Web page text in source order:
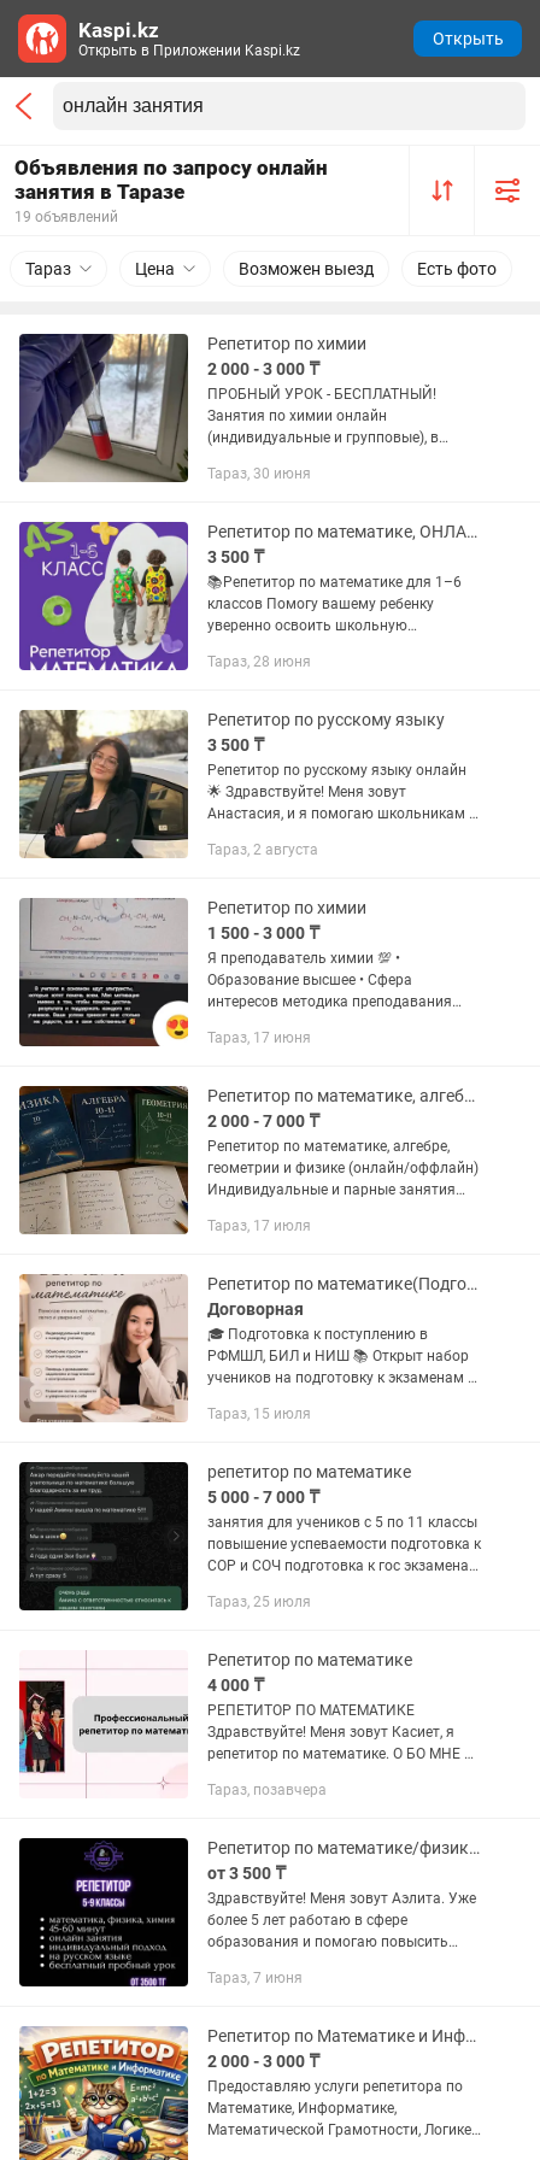
Объявления по запросу онлайн
занятия в Таразе
19 объявлений
Тараз Цена Возможен выезд Есть фото
Репетитор по химии
2 000 - 3 000 ₸
ПРОБНЫЙ УРОК - БЕСПЛАТНЫЙ!
Занятия по химии онлайн
(индивидуальные и групповые), в
получит прочную и качественную базу
школе,...
Тараз, 30 июня
Репетитор по математике, ОНЛАЙН.
3 500 ₸
📚Репетитор по математике для 1–6
классов Помогу вашему ребенку
уверенно освоить школьную
проходят понятно, спокойно и в темпе
Тараз, 28 июня
Репетитор по русскому языку
3 500 ₸
Репетитор по русскому языку онлайн
🌟 Здравствуйте! Меня зовут
Анастасия, и я помогаю школьникам и
подтянуть грамматику; ✔️ улучшить
Тараз, 2 августа
Репетитор по химии
1 500 - 3 000 ₸
Я преподаватель химии 💯 •
Образование высшее • Сфера
интересов методика преподавания
Авторская методика преподавания
по подготовке к...
Тараз, 17 июня
Репетитор по математике, алгебре, геометрии и физике (онлайн/оффлайн)
2 000 - 7 000 ₸
Репетитор по математике, алгебре,
геометрии и физике (онлайн/оффлайн)
Индивидуальные и парные занятия
Мне 19 лет, окончил школу с физико-
Тараз, 17 июля
Репетитор по математике(Подготовка к РФМШЛ, НИШ, БИЛ)
Договорная
🎓 Подготовка к поступлению в
РФМШЛ, БИЛ и НИШ 📚 Открыт набор
учеников на подготовку к экзаменам в
Объясняю темы простым и понятным
Тараз, 15 июля
репетитор по математике
5 000 - 7 000 ₸
занятия для учеников с 5 по 11 классы
повышение успеваемости подготовка к
СОР и СОЧ подготовка к гос экзаменам
преподавание - не только знать на
Тараз, 25 июля
Репетитор по математике
4 000 ₸
РЕПЕТИТОР ПО МАТЕМАТИКЕ
Здравствуйте! Меня зовут Касиет, я
репетитор по математике. О БО МНЕ И
High School — школы-пансионата для
Тараз, позавчера
Репетитор по математике/физике/химии 5-9 кл Онлайн Пробный урок бесплатно
от 3 500 ₸
Здравствуйте! Меня зовут Аэлита. Уже
более 5 лет работаю в сфере
образования и помогаю повысить
подготовиться к экзаменам. ✅
Тараз, 7 июня
Репетитор по Математике и Информатике, Подготовка к ЕНТ (ОНЛАЙН)
2 000 - 3 000 ₸
Предоставляю услуги репетитора по
Математике, Информатике,
Математической Грамотности, Логике
Kaspi.kz
Открыть в Приложении Kaspi.kz
Открыть